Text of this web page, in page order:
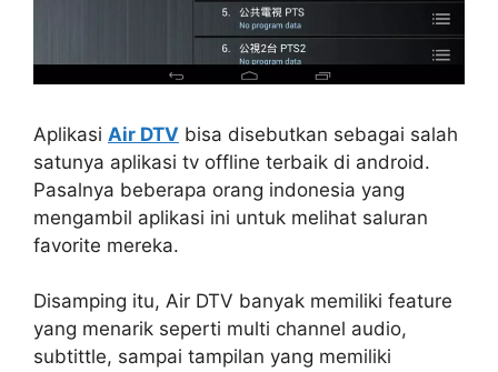
Aplikasi Air DTV bisa disebutkan sebagai salah
satunya aplikasi tv offline terbaik di android.
Pasalnya beberapa orang indonesia yang
mengambil aplikasi ini untuk melihat saluran
favorite mereka.
Disamping itu, Air DTV banyak memiliki feature
yang menarik seperti multi channel audio,
subtittle, sampai tampilan yang memiliki